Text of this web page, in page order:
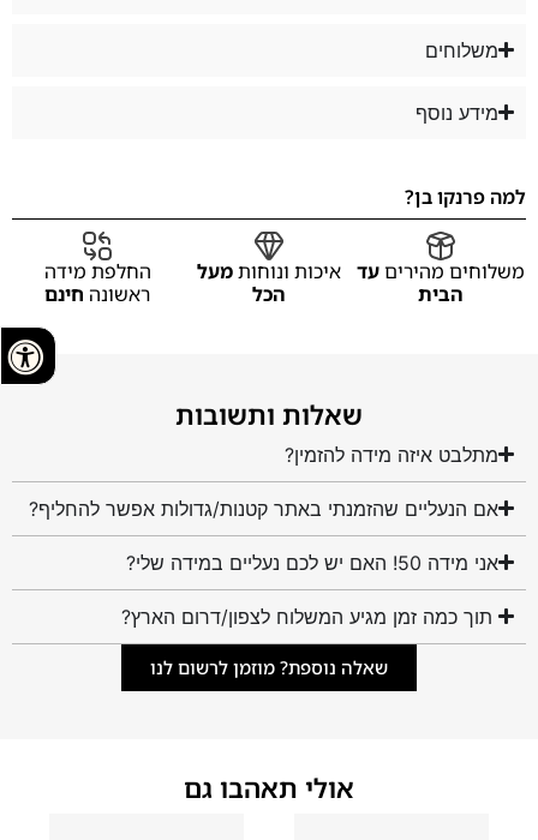
משלוחים
מידע נוסף
למה פרנקו בן?
משלוחים מהיריםעד
הבית
איכות ונוחותמעל
הכל
החלפת מידה
ראשונה חינם
שאלות ותשובות
מתלבט איזה מידה להזמין?
אם הנעליים שהזמנתי באתר קטנות/גדולות אפשר להחליף?
אני מידה 50! האם יש לכם נעליים במידה שלי?
תוך כמה זמן מגיע המשלוח לצפון/דרום הארץ?
שאלה נוספת? מוזמן לרשום לנו
אולי תאהבו גם